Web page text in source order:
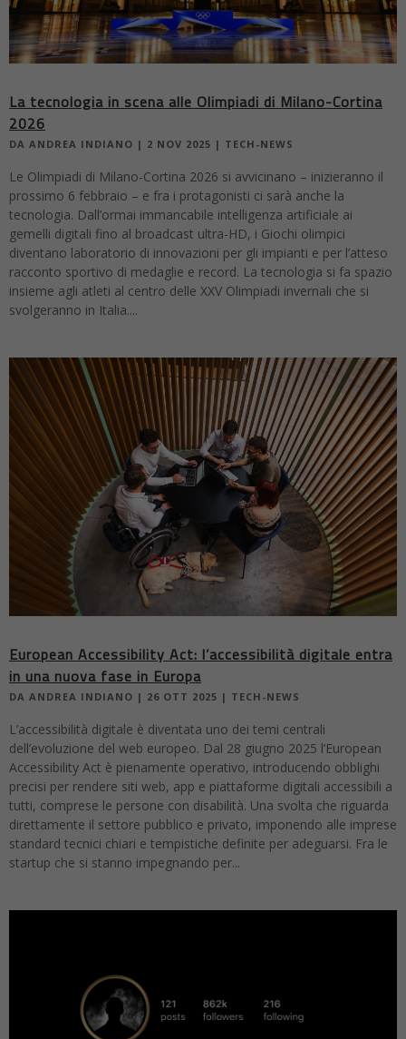
La tecnologia in scena alle Olimpiadi di Milano-Cortina
2026
DA ANDREA INDIANO | 2 NOV 2025 | TECH-NEWS
Le Olimpiadi di Milano-Cortina 2026 si avvicinano – inizieranno il
prossimo 6 febbraio – e fra i protagonisti ci sarà anche la
tecnologia. Dall’ormai immancabile intelligenza artificiale ai
gemelli digitali fino al broadcast ultra-HD, i Giochi olimpici
diventano laboratorio di innovazioni per gli impianti e per l’atteso
racconto sportivo di medaglie e record. La tecnologia si fa spazio
insieme agli atleti al centro delle XXV Olimpiadi invernali che si
svolgeranno in Italia....
European Accessibility Act: l’accessibilità digitale entra
in una nuova fase in Europa
DA ANDREA INDIANO | 26 OTT 2025 | TECH-NEWS
L’accessibilità digitale è diventata uno dei temi centrali
dell’evoluzione del web europeo. Dal 28 giugno 2025 l’European
Accessibility Act è pienamente operativo, introducendo obblighi
precisi per rendere siti web, app e piattaforme digitali accessibili a
tutti, comprese le persone con disabilità. Una svolta che riguarda
direttamente il settore pubblico e privato, imponendo alle imprese
standard tecnici chiari e tempistiche definite per adeguarsi. Fra le
startup che si stanno impegnando per...